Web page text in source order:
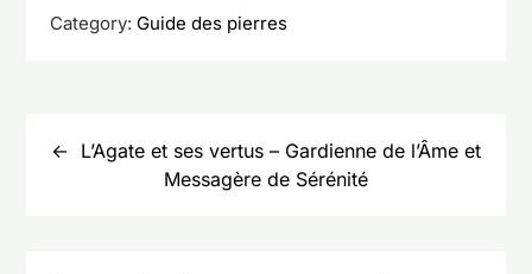
Category: Guide des pierres
L’Agate et ses vertus – Gardienne de l’Âme et
Messagère de Sérénité